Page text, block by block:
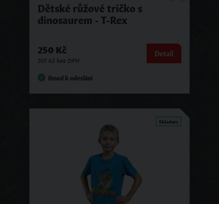
Dětské růžové tričko s
dinosaurem - T-Rex
250 Kč
207 Kč bez DPH
Detail
Ihned k odeslání
Skladem